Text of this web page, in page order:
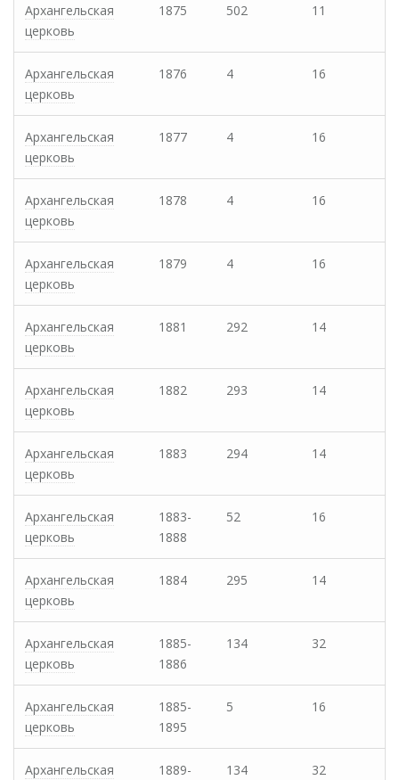
Архангельская
церковь
1875 502 11
Архангельская
церковь
1876 4 16
Архангельская
церковь
1877 4 16
Архангельская
церковь
1878 4 16
Архангельская
церковь
1879 4 16
Архангельская
церковь
1881 292 14
Архангельская
церковь
1882 293 14
Архангельская
церковь
1883 294 14
Архангельская
церковь
1883-
1888
52 16
Архангельская
церковь
1884 295 14
Архангельская
церковь
1885-
1886
134 32
Архангельская
церковь
1885-
1895
5 16
Архангельская
1889-
134 32